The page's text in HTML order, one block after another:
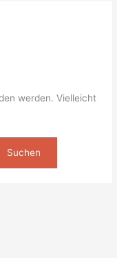
werden. Vielleicht